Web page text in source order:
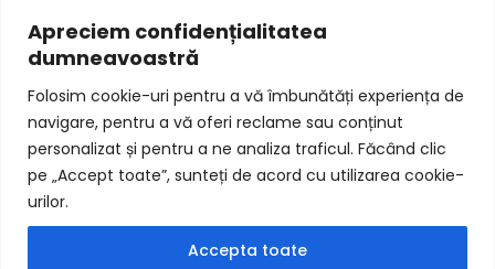
Apreciem confidențialitatea
dumneavoastră
Folosim cookie-uri pentru a vă îmbunătăți experiența de
navigare, pentru a vă oferi reclame sau conținut
personalizat și pentru a ne analiza traficul. Făcând clic
pe „Accept toate”, sunteți de acord cu utilizarea cookie-
urilor.
Accepta toate
Instrumente de Confidențialitate
Politica Cookie-uri
Prelucrarea Datelor
Contact